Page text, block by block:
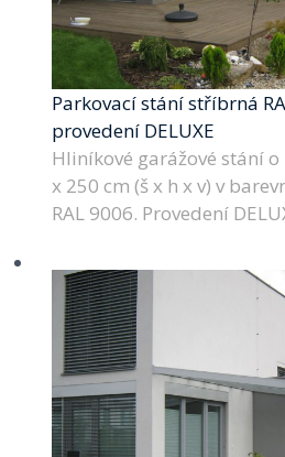
Parkovací stání stříbrná
provedení DELUXE
Hliníkové garážové stání
x 250 cm (š x h x v) v
RAL 9006. Provedení